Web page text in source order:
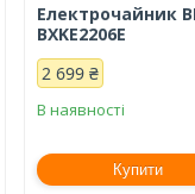
Електрочайник
BXKE2206E
2 699 ₴
В наявності
Купити